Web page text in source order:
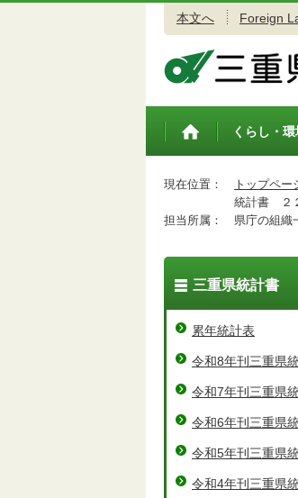
本文へ Foreign
トップペ
くらし・環
現在位置： トップペー
統計書 ２
担当所属：
県庁の組
三重県統計書
累年統計表
令和8年刊三重県
令和7年刊三重県
令和6年刊三重県
令和5年刊三重県
令和4年刊三重県